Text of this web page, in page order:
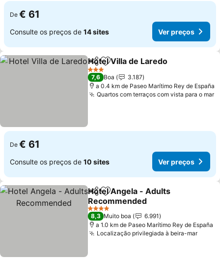
De € 61
Consulte os preços de 14 sites Ver preços
PartilharAdicionar aos favoritos
Hotel Villa de Laredo
3 Estrelas
7,6 Boa
3.187
a 0.4 km de Paseo Marítimo Rey de España
Quartos com terraços com vista para o mar
De € 61
Consulte os preços de 10 sites Ver preços
PartilharAdicionar aos favoritos
Hotel Angela - Adults
Recommended
4 Estrelas
8,3 Muito boa
6.991
a 1.0 km de Paseo Marítimo Rey de España
Localização privilegiada à beira-mar